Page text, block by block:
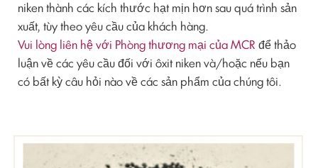
niken thành các kích thước hạt mịn hơn sau quá trình sản
xuất, tùy theo yêu cầu của khách hàng.
Vui lòng liên hệ với Phòng thương mại của MCR để thảo
luận về các yêu cầu đối với ôxit niken và/hoặc nếu bạn
có bất kỳ câu hỏi nào về các sản phẩm của chúng tôi.